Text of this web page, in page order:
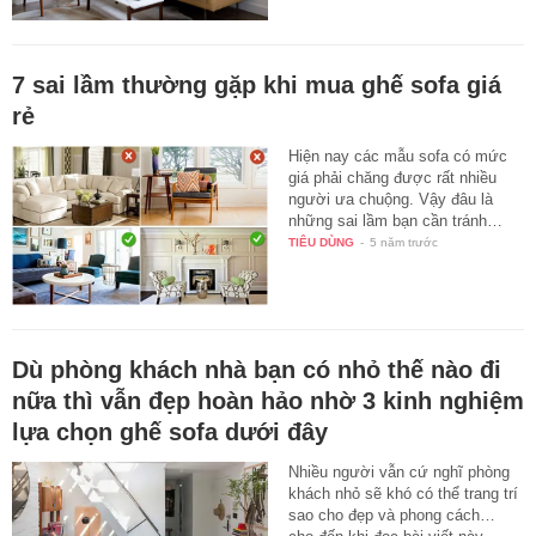
7 sai lầm thường gặp khi mua ghế sofa giá
rẻ
Hiện nay các mẫu sofa có mức
giá phải chăng được rất nhiều
người ưa chuộng. Vậy đâu là
những sai lầm bạn cần tránh…
TIÊU DÙNG - 5 năm trước
Dù phòng khách nhà bạn có nhỏ thế nào đi
nữa thì vẫn đẹp hoàn hảo nhờ 3 kinh nghiệm
lựa chọn ghế sofa dưới đây
Nhiều người vẫn cứ nghĩ phòng
khách nhỏ sẽ khó có thể trang trí
sao cho đẹp và phong cách…